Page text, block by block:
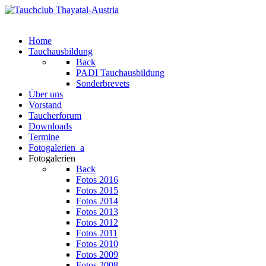
Home
Tauchausbildung
Back
PADI Tauchausbildung
Sonderbrevets
Über uns
Vorstand
Taucherforum
Downloads
Termine
Fotogalerien_a
Fotogalerien
Back
Fotos 2016
Fotos 2015
Fotos 2014
Fotos 2013
Fotos 2012
Fotos 2011
Fotos 2010
Fotos 2009